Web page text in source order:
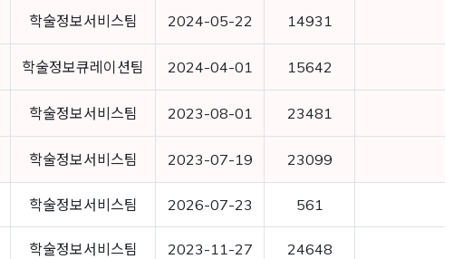
학술정보서비스팀 2024-05-22 14931
학술정보큐레이션팀 2024-04-01 15642
학술정보서비스팀 2023-08-01 23481
학술정보서비스팀 2023-07-19 23099
학술정보서비스팀 2026-07-23 561
학술정보서비스팀 2023-11-27 24648